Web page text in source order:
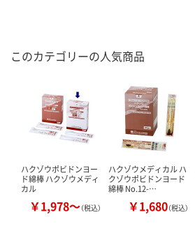
このカテゴリーの人気商品
ハクゾウポビドンヨー
ド綿棒 ハクゾウメディ
カル
￥1,978～（税込）
ハクゾウメディカル ハ
クゾウポビドンヨード
綿棒 No.12-…
￥1,680（税込）